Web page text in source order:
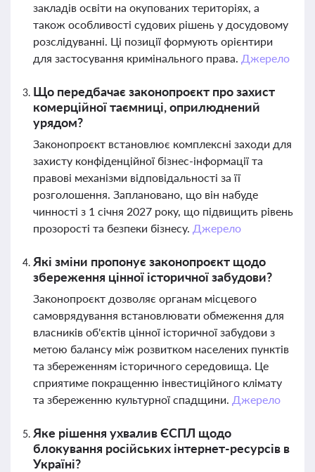
закладів освіти на окупованих територіях, а
також особливості судових рішень у досудовому
розслідуванні. Ці позиції формують орієнтири
для застосування кримінального права. Джерело
Що передбачає законопроєкт про захист
комерційної таємниці, оприлюднений
урядом?
Законопроєкт встановлює комплексні заходи для
захисту конфіденційної бізнес-інформації та
правові механізми відповідальності за її
розголошення. Заплановано, що він набуде
чинності з 1 січня 2027 року, що підвищить рівень
прозорості та безпеки бізнесу. Джерело
Які зміни пропонує законопроєкт щодо
збереження цінної історичної забудови?
Законопроєкт дозволяє органам місцевого
самоврядування встановлювати обмеження для
власників об'єктів цінної історичної забудови з
метою балансу між розвитком населених пунктів
та збереженням історичного середовища. Це
сприятиме покращенню інвестиційного клімату
та збереженню культурної спадщини. Джерело
Яке рішення ухвалив ЄСПЛ щодо
блокування російських інтернет-ресурсів в
Україні?